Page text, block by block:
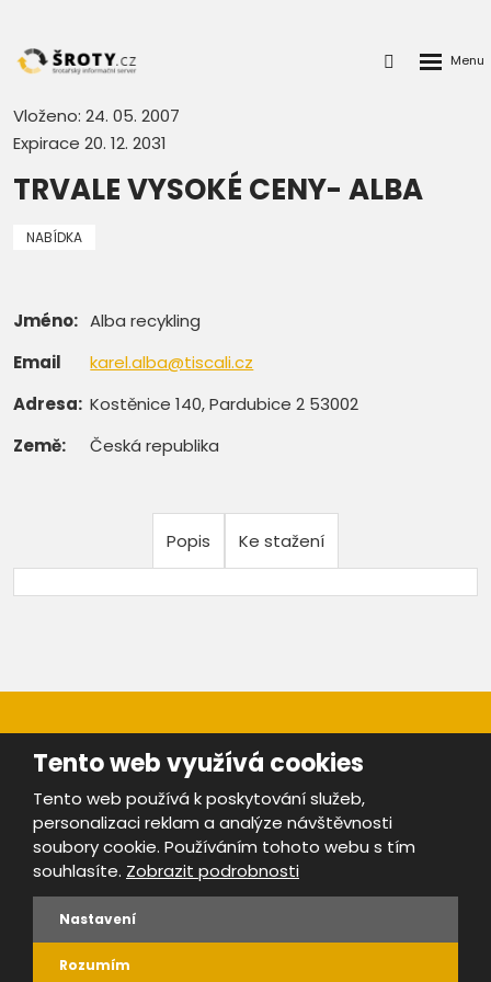
Přihlášení
Vloženo: 24. 05. 2007
Expirace 20. 12. 2031
TRVALE VYSOKÉ CENY- ALBA
NABÍDKA
Jméno: Alba recykling
Email
karel.alba@tiscali.cz
Adresa: Kostěnice 140, Pardubice 2 53002
Země:
Česká republika
Popis Ke stažení
Provozovatel portálu ŠROTY.cz je
Mapa stránek |Bezpečnost a ochrana osobních údajů
Podmínky použití
Tento web využívá cookies
Tento web používá k poskytování služeb,
personalizaci reklam a analýze návštěvnosti
soubory cookie. Používáním tohoto webu s tím
souhlasíte. Zobrazit podrobnosti
Nastavení
Rozumím